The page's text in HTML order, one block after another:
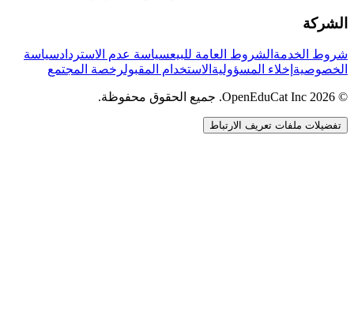
الشركة
شروط الخدمة الشروط العامة للبيعسياسة عدم الاستردادسياسة
الخصوصية إخلاء المسؤولية الاستخدام المقبولرخصة المجتمع
© 2026 OpenEduCat Inc. جميع الحقوق محفوظة.
تفضيلات ملفات تعريف الارتباط